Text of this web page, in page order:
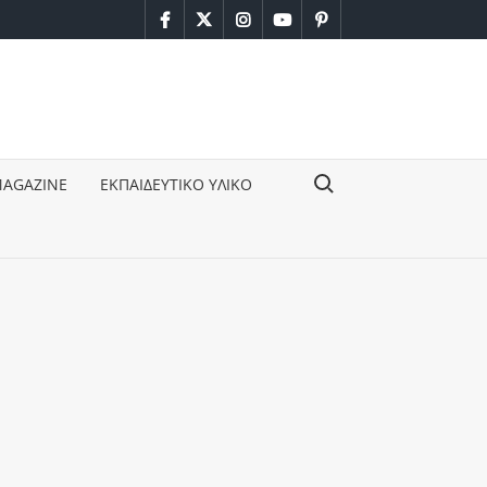
facebook
twitterinstagram
youtubepinterest
ΕΚΠΑΙΔΕΥΤΙΚΟ ΥΛΙΚΟ Search for: